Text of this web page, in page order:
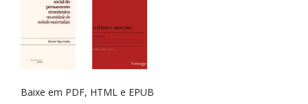
Baixe em PDF, HTML e EPUB